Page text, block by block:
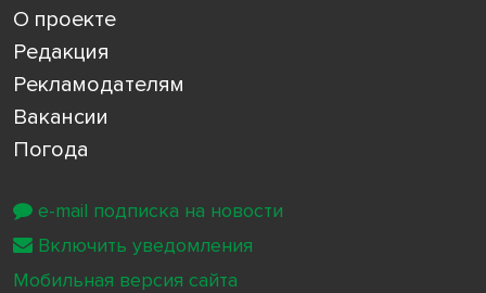
О проекте
Редакция
Рекламодателям
Вакансии
Погода
e-mail подписка на новости
Включить уведомления
Мобильная версия сайта